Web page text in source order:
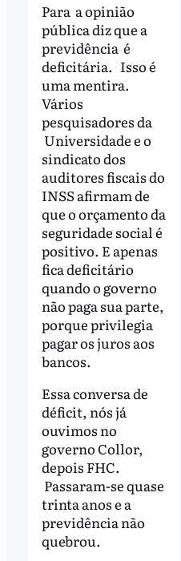
Para a opinião
pública diz que a
previdência é
deficitária. Isso é
uma mentira.
Vários
pesquisadores da
Universidade e o
sindicato dos
auditores fiscais do
INSS afirmam de
que o orçamento da
seguridade social é
positivo. E apenas
fica deficitário
quando o governo
não paga sua parte,
porque privilegia
pagar os juros aos
bancos.
Essa conversa de
déficit, nós já
ouvimos no
governo Collor,
depois FHC.
Passaram-se quase
trinta anos e a
previdência não
quebrou.